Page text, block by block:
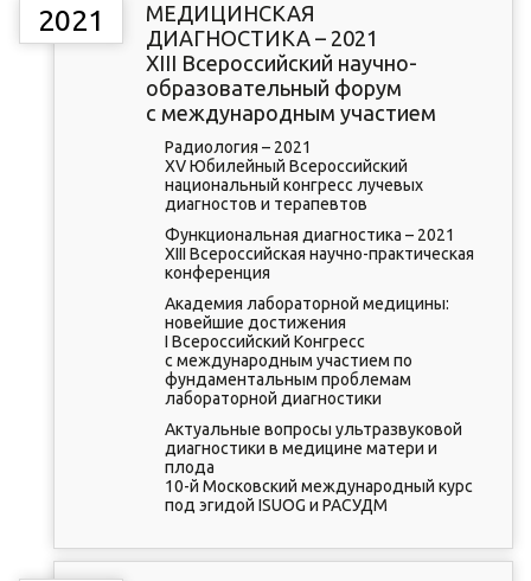
2021
МЕДИЦИНСКАЯ
ДИАГНОСТИКА – 2021
XIII Всероссийский научно-
образовательный форум
с международным участием
Радиология – 2021
XV Юбилейный Всероссийский
национальный конгресс лучевых
диагностов и терапевтов
Функциональная диагностика – 2021
XIII Всероссийская научно-практическая
конференция
Академия лабораторной медицины:
новейшие достижения
I Всероссийский Конгресс
с международным участием по
фундаментальным проблемам
лабораторной диагностики
Актуальные вопросы ультразвуковой
диагностики в медицине матери и
плода
10-й Московский международный курс
под эгидой ISUOG и РАСУДМ